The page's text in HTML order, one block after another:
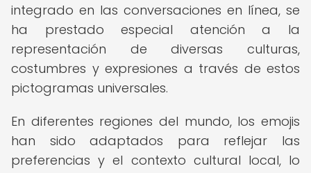
integrado en las conversaciones en línea, se
ha prestado especial atención a la
representación de diversas culturas,
costumbres y expresiones a través de estos
pictogramas universales.
En diferentes regiones del mundo, los emojis
han sido adaptados para reflejar las
preferencias y el contexto cultural local, lo